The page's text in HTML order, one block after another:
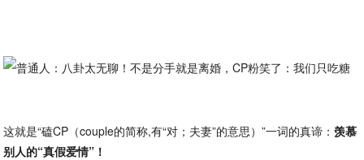
这就是“磕CP（couple的简称,有“对；夫妻”的意思）”一词的真谛：羡慕
别人的“真假爱情”！